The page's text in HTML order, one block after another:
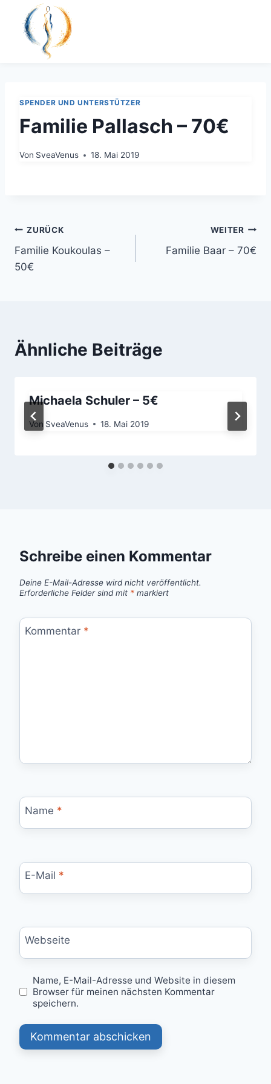
Inhalt
springen
SPENDER UND UNTERSTÜTZER
Familie Pallasch – 70€
Von SveaVenus 18. Mai 2019
Beitragsnavigation
ZURÜCK
Familie Koukoulas –
50€
WEITER
Familie Baar – 70€
Ähnliche Beiträge
Michaela Schuler – 5€
Von SveaVenus 18. Mai 2019
Schreibe einen Kommentar
Deine E-Mail-Adresse wird nicht veröffentlicht.
Erforderliche Felder sind mit * markiert
Kommentar *
Name *
E-Mail *
Webseite
Name, E-Mail-Adresse und Website in diesem
Browser für meinen nächsten Kommentar
speichern.